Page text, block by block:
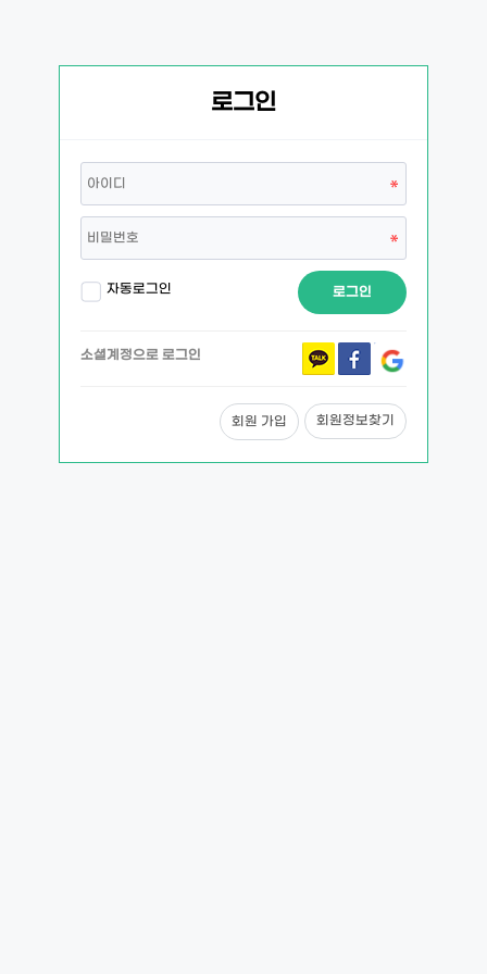
로그인
자동로그인 로그인
소셜계정으로 로그인
회원 가입 회원정보찾기